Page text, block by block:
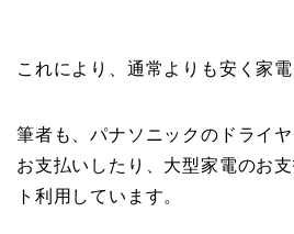
これにより、通常よりも安く家電
筆者も、パナソニックのドライ
お支払いしたり、大型家電のお
ト利用しています。